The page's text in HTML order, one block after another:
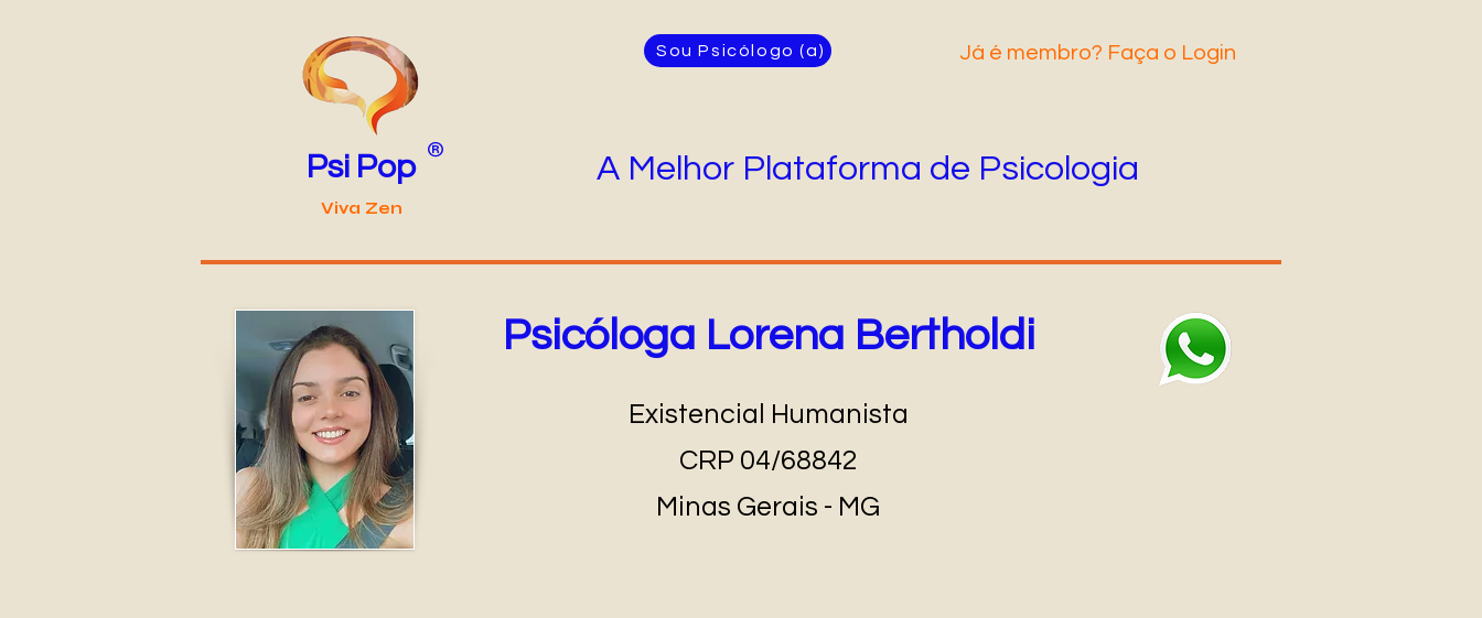
Psi Pop ®
Viva Zen
Sou Psicólogo (a) Já é membro? Faça o Login
A Melhor Plataforma de Psicologia
Psicóloga Lorena Bertholdi
CRP 04/68842
Minas Gerais - MG
Existencial Humanista